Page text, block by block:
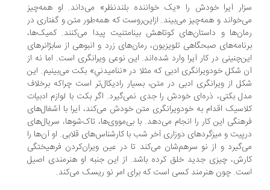
آیرا خودش را «یک خواننده‌ بلندنظر» می‌داند. او همه‌‌چیز
و همه‌چیز می‌بیند. ازاین‌روست که همه‌طور متن و گفتاری در
و داستان‌های کوتاهش بینامتنیت پیدا می‌کنند. کمیک‌ها،
صبحگاهی تلويزیون، رمان‌های زرد و انبوهی از سابژانر‌های
در کار آیرا وارد شده‌اند. این نوعی ویرانگری است. اما نه از
شکل خودویرانگری ادبی که مثلا در «ننامیدنیِ» بکت می‌بینیم. این
از ویرانگری ادبی در متن، بسیار رادیکال‌تر است چراکه برخلاف
بکتی، ذره‌ای خودش را جدی نمی‌گیرد. اگر بکت با لوازم ادبیات
اقدام به خودویرانگری متن خودش می‌کند، آیرا با آشغال‌های
این کار را انجام می‌دهد. با بی‌مووی‌ها، تاک‌شو‌ها، سریال‌های
و میز‌گرد‌های دوزاری آخر شب با کارشناس‌های قلابی. او آن‌ها را
و از نو سرهم‌شان می‌کند تا در عین ویران‌کردن فرهیختگی
چیزی جدید خلق کرده باشد. از این جنبه او هنرمندی اصیل
چون هنرمند کسی است که برای امر نو ریسک می‌کند.